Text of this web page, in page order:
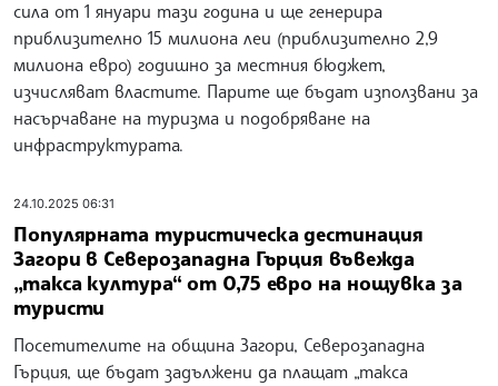
сила от 1 януари тази година и ще генерира
приблизително 15 милиона леи (приблизително 2,9
милиона евро) годишно за местния бюджет,
изчисляват властите. Парите ще бъдат използвани за
насърчаване на туризма и подобряване на
инфраструктурата.
24.10.2025 06:31
Популярната туристическа дестинация
Загори в Северозападна Гърция въвежда
„такса култура“ от 0,75 евро на нощувка за
туристи
Посетителите на община Загори, Северозападна
Гърция, ще бъдат задължени да плащат „такса